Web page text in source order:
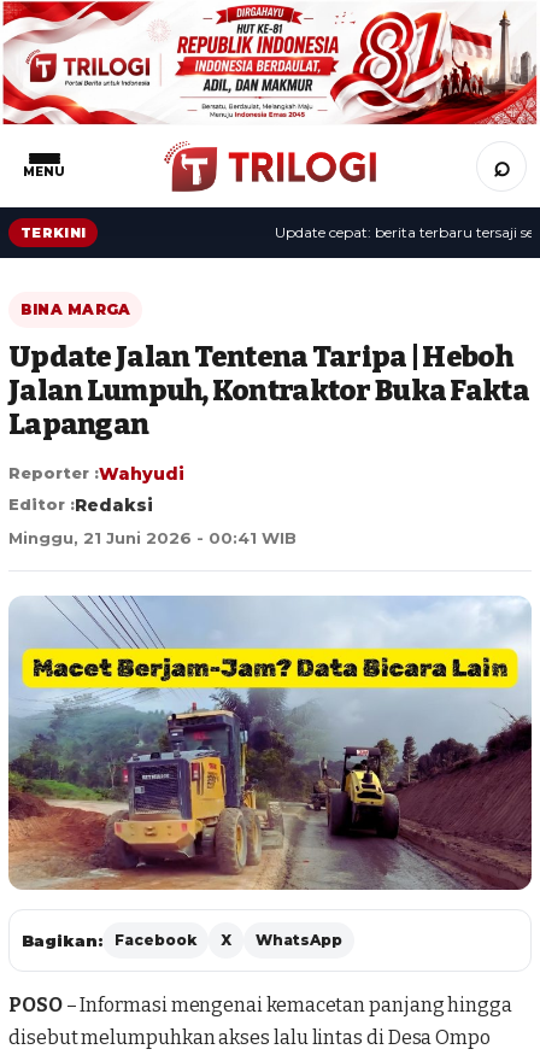
MENU ⌕
TERKINI Update cepat: berita terbaru tersaji
BINA MARGA
Update Jalan Tentena Taripa | Heboh
Jalan Lumpuh, Kontraktor Buka Fakta
Lapangan
Reporter :Wahyudi
Editor :Redaksi
Minggu, 21 Juni 2026 - 00:41 WIB
Bagikan: Facebook X WhatsApp
POSO– Informasi mengenai kemacetan panjang hingga
disebut melumpuhkan akses lalu lintas di Desa Ompo